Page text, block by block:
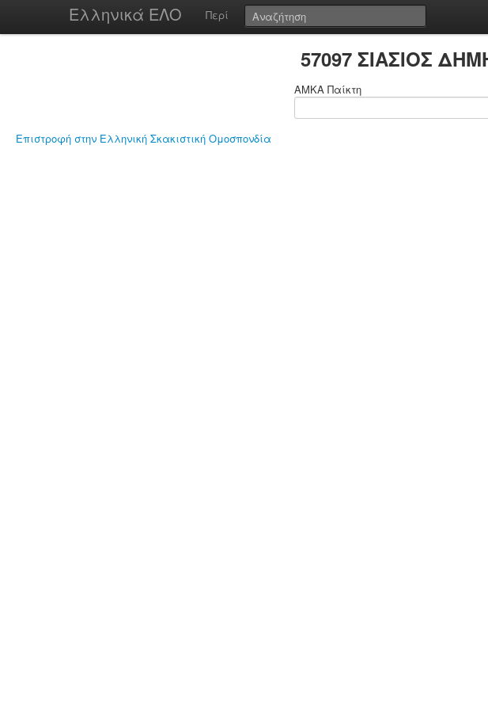
Ελληνικά ΕΛΟ Περί
57097 ΣΙΑΣΙΟΣ
ΑΜΚΑ Παίκτη
Επιστροφή στην Ελληνική Σκακιστική Ομοσπονδία